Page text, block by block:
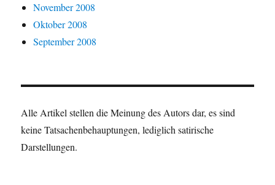
November 2008
Oktober 2008
September 2008
Alle Artikel stellen die Meinung des Autors dar, es sind
keine Tatsachenbehauptungen, lediglich satirische
Darstellungen.